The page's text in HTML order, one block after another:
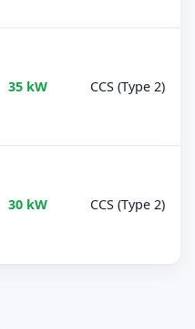
35 kW CCS (Type 2)
30 kW CCS (Type 2)